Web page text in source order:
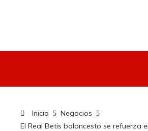
Inicio
Negocios
El Real Betis baloncesto se refuerza